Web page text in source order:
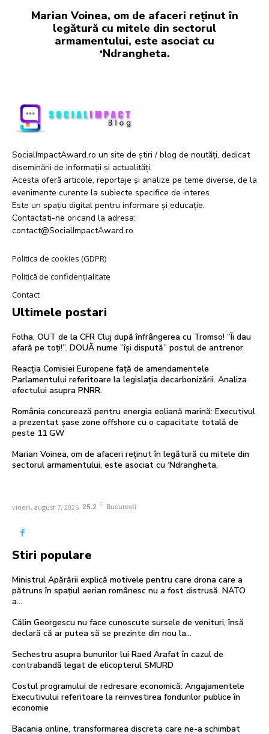
Marian Voinea, om de afaceri reținut în
legătură cu mitele din sectorul
armamentului, este asociat cu
‘Ndrangheta.
SocialImpactAward.ro un site de știri / blog de noutăți, dedicat
diseminării de informații și actualități.
Acesta oferă articole, reportaje și analize pe teme diverse, de la
evenimente curente la subiecte specifice de interes.
Este un spațiu digital pentru informare și educație.
Contactati-ne oricand la adresa:
contact@SocialImpactAward.ro
Politica de cookies (GDPR)
Politică de confidențialitate
Contact
Ultimele postari
Folha, OUT de la CFR Cluj după înfrângerea cu Tromso! ”Îi dau
afară pe toți!”. DOUĂ nume ”își dispută” postul de antrenor
Reacția Comisiei Europene față de amendamentele
Parlamentului referitoare la legislația decarbonizării. Analiza
efectului asupra PNRR.
România concurează pentru energia eoliană marină: Executivul
a prezentat șase zone offshore cu o capacitate totală de
peste 11 GW
Marian Voinea, om de afaceri reținut în legătură cu mitele din
sectorul armamentului, este asociat cu ‘Ndrangheta.
vineri, august 7, 2026 25.2 C București
Stiri populare
Ministrul Apărării explică motivele pentru care drona care a
pătruns în spațiul aerian românesc nu a fost distrusă. NATO
a…
Călin Georgescu nu face cunoscute sursele de venituri, însă
declară că ar putea să se prezinte din nou la…
Sechestru asupra bunurilor lui Raed Arafat în cazul de
contrabandă legat de elicopterul SMURD
Costul programului de redresare economică: Angajamentele
Executivului referitoare la reinvestirea fondurilor publice în
economie
Bacania online, transformarea discreta care ne-a schimbat